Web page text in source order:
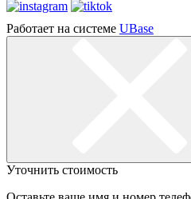
Работает на системе UBase
Уточнить стоимость